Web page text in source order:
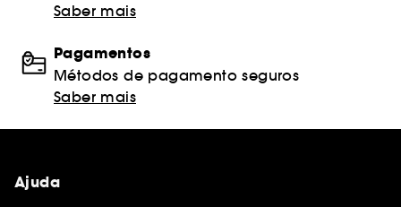
Saber mais
Pagamentos
Métodos de pagamento seguros
Saber mais
Ajuda